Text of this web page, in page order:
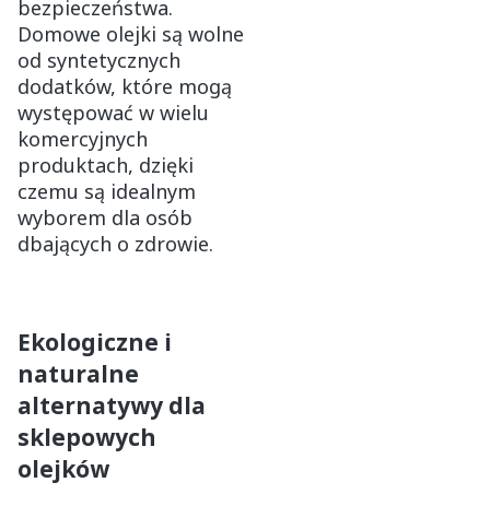
bezpieczeństwa.
Domowe olejki są wolne
od syntetycznych
dodatków, które mogą
występować w wielu
komercyjnych
produktach, dzięki
czemu są idealnym
wyborem dla osób
dbających o zdrowie.
Ekologiczne i
naturalne
alternatywy dla
sklepowych
olejków